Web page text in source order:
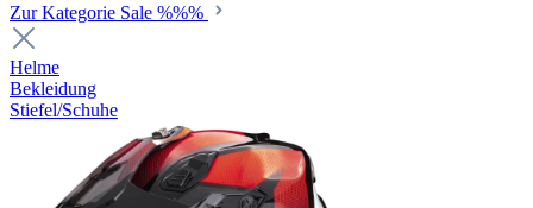
Zur Kategorie Sale %%%
Helme
Bekleidung
Stiefel/Schuhe